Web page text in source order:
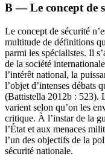
B — Le concept de
Le concept de sécurité
multitude de définitions
parmi les spécialistes. Il
de la société
l’intérêt national, la
l’objet d’intenses débats
(Battistella 2012b : 523).
varient selon qu’on les
critique. À l’instar de la
l’État et aux menaces
l’un des objectifs de la
sécurité nationale.